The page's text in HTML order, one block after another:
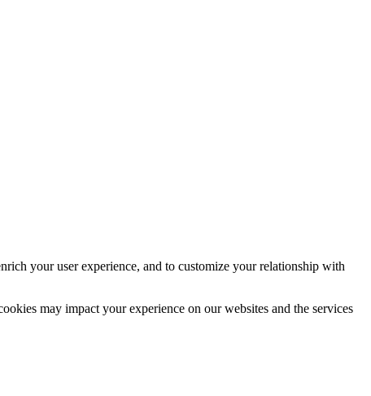
your user experience, and to customize your relationship with
may impact your experience on our websites and the services